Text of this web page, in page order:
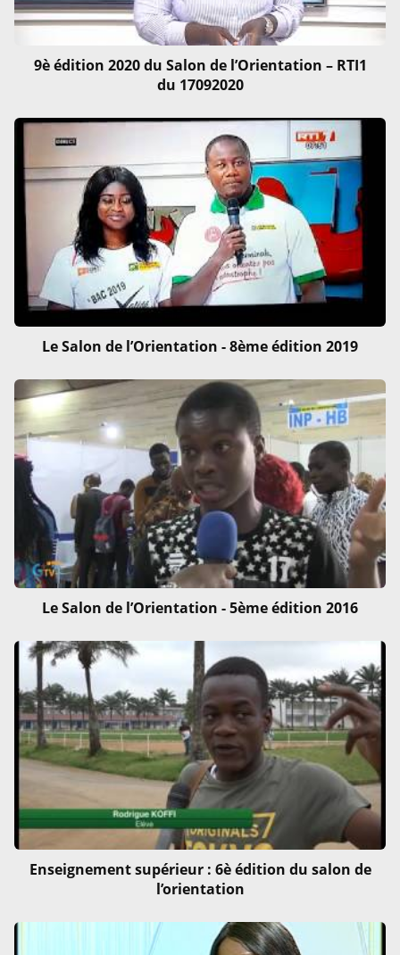
9è édition 2020 du Salon de l’Orientation – RTI1
du 17092020
Le Salon de l’Orientation - 8ème édition 2019
Le Salon de l’Orientation - 5ème édition 2016
Enseignement supérieur : 6è édition du salon de
l’orientation